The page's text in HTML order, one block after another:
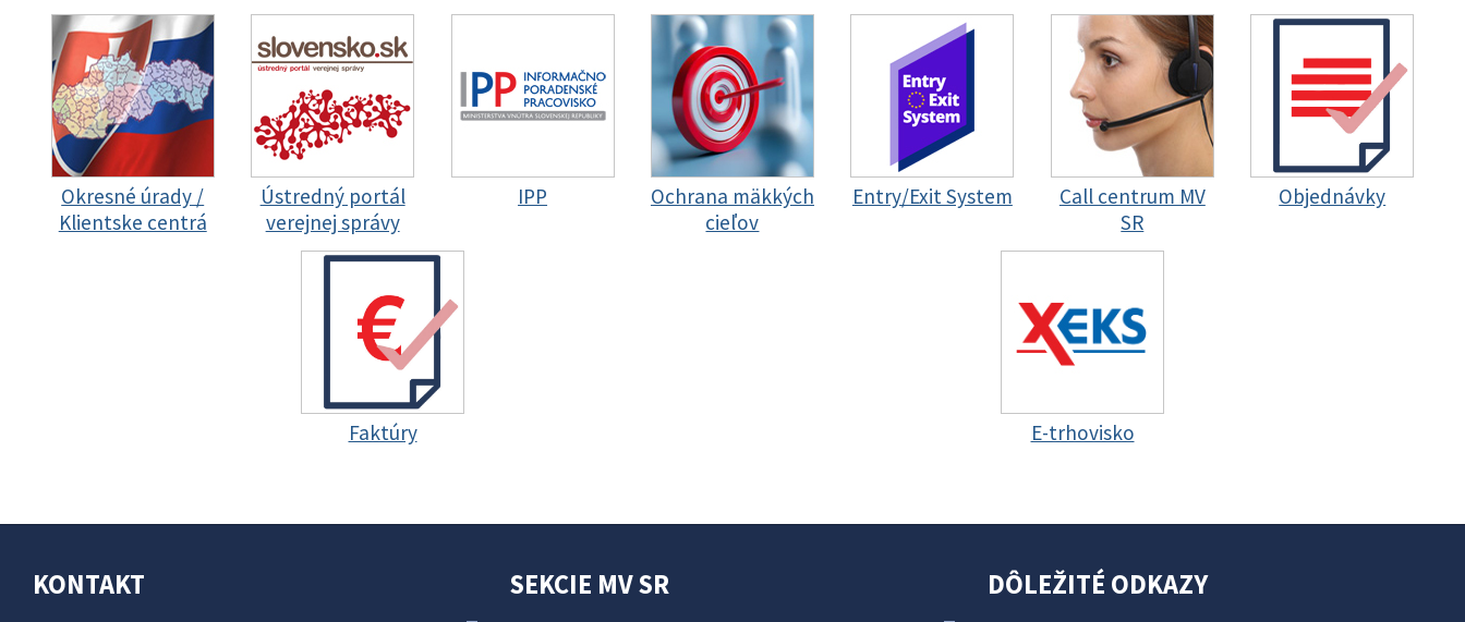
Okresné úrady /
Klientske centrá
Ústredný portál
verejnej správy
IPP
Ochrana mäkkých
cieľov
Entry/Exit System
Call centrum MV
SR
Objednávky
Faktúry E-trhovisko
KONTAKT SEKCIE MV SR DÔLEŽITÉ ODKAZY